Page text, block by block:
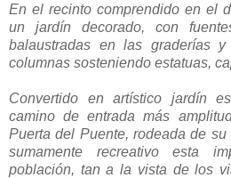
En el recinto comprendido en el
un jardín decorado, con
balaustradas en las graderías
columnas sosteniendo estatuas,
Convertido en artístico jardín
camino de entrada más
Puerta del Puente, rodeada de
sumamente recreativo esta
población, tan a la vista de los